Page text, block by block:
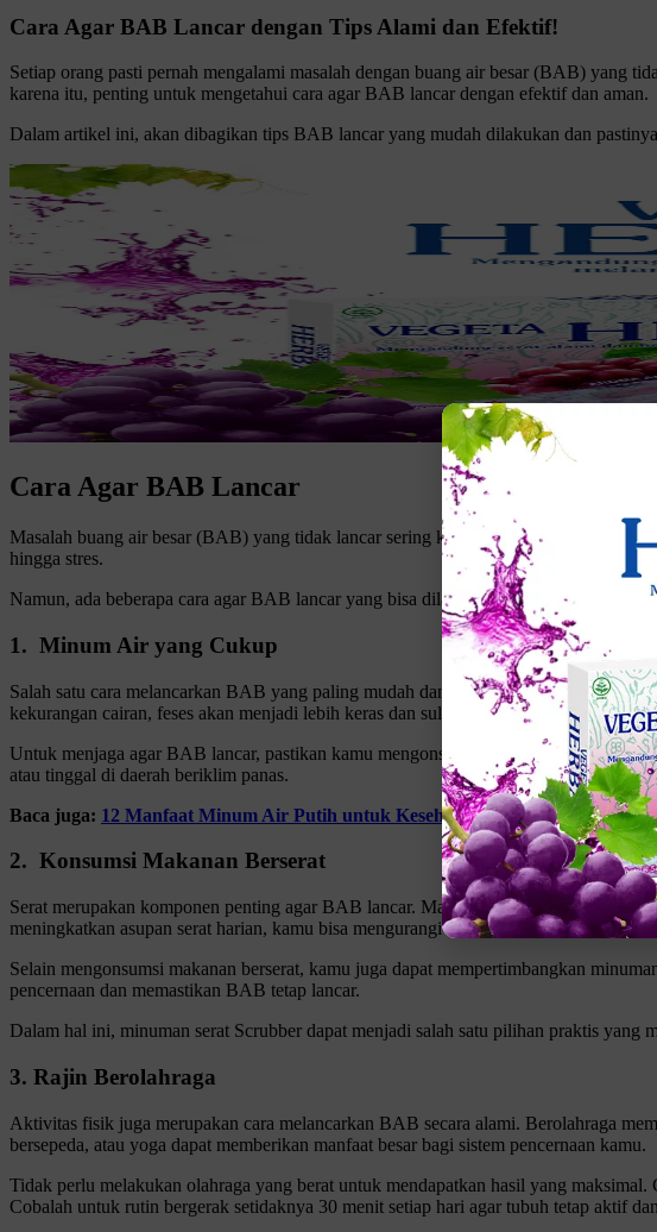
Cara Agar BAB Lancar dengan Tips Alami dan Efektif!
Setiap orang pasti pernah mengalami masalah dengan buang air besar (BAB) yang
karena itu, penting untuk mengetahui cara agar BAB lancar dengan efektif dan aman.
Dalam artikel ini, akan dibagikan tips BAB lancar yang mudah dilakukan dan
Klik
Cara Agar BAB Lancar
Masalah buang air besar (BAB) yang tidak lancar sering kali menjadi keluhan
hingga stres.
Namun, ada beberapa cara agar BAB lancar yang bisa dilakukan secara alami tanpa
1. Minum Air yang Cukup
Salah satu cara melancarkan BAB yang paling mudah dan efektif adalah dengan
kekurangan cairan, feses akan menjadi lebih keras dan sulit untuk dikeluarkan
Untuk menjaga agar BAB lancar, pastikan kamu mengonsumsi minimal 8 gelas air
atau tinggal di daerah beriklim panas.
Baca juga: 12 Manfaat Minum Air Putih untuk Kesehatan
2. Konsumsi Makanan Berserat
Serat merupakan komponen penting agar BAB lancar. Makanan berserat, seperti
meningkatkan asupan serat harian, kamu bisa mengurangi risiko sembelit.
Selain mengonsumsi makanan berserat, kamu juga dapat mempertimbangkan
pencernaan dan memastikan BAB tetap lancar.
Dalam hal ini, minuman serat Scrubber dapat menjadi salah satu pilihan praktis yang
3. Rajin Berolahraga
Aktivitas fisik juga merupakan cara melancarkan BAB secara alami. Berolahraga
bersepeda, atau yoga dapat memberikan manfaat besar bagi sistem pencernaan kamu.
Tidak perlu melakukan olahraga yang berat untuk mendapatkan hasil yang
Cobalah untuk rutin bergerak setidaknya 30 menit setiap hari agar tubuh tetap aktif